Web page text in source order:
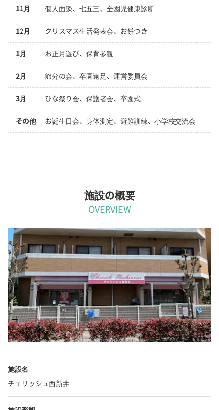
11月 個人面談、七五三、全園児健康診断
12月 クリスマス生活発表会、お餅つき
1月 お正月遊び、保育参観
2月 節分の会、卒園遠足、運営委員会
3月 ひな祭り会、保護者会、卒園式
その他 お誕生日会、身体測定、避難訓練、小学校交流会
施設の概要
OVERVIEW
施設名
チェリッシュ西新井